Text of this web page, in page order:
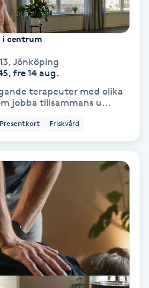
i centrum
, Jönköping
fre 14 aug.
terapeuter med olika
jobba tillsammans u...
Presentkort Friskvård